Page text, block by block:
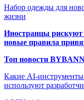
Набор одежды для
жизни
Иностранцы рискуют
новые правила
Топ новости
Какие AI-инструменты
используют